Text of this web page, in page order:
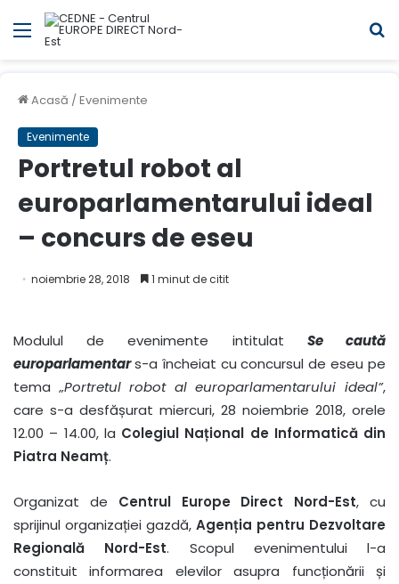
Meniul
Acasă /Evenimente
Evenimente
Portretul robot al
europarlamentarului ideal
– concurs de eseu
noiembrie 28, 2018 1 minut de citit
Modulul de evenimente intitulat Se caută
europarlamentars-a încheiat cu concursul de eseu pe
tema„Portretul robot al europarlamentarului ideal”,
care s-a desfășurat miercuri, 28 noiembrie 2018, orele
12.00 – 14.00, la Colegiul Național de Informatică din
Piatra Neamț.
Organizat de Centrul Europe Direct Nord-Est, cu
sprijinul organizației gazdă, Agenția pentru Dezvoltare
Regională Nord-Est. Scopul evenimentului l-a
constituit informarea elevilor asupra funcționării și